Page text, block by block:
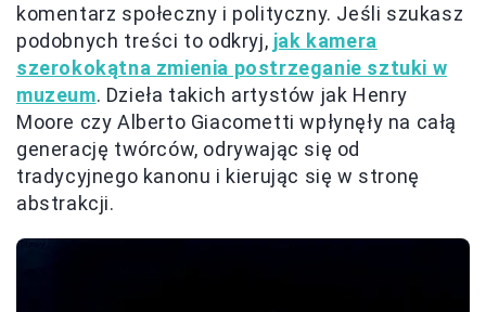
komentarz społeczny i polityczny. Jeśli szukasz
podobnych treści to odkryj, jak kamera
szerokokątna zmienia postrzeganie sztuki w
muzeum. Dzieła takich artystów jak Henry
Moore czy Alberto Giacometti wpłynęły na całą
generację twórców, odrywając się od
tradycyjnego kanonu i kierując się w stronę
abstrakcji.